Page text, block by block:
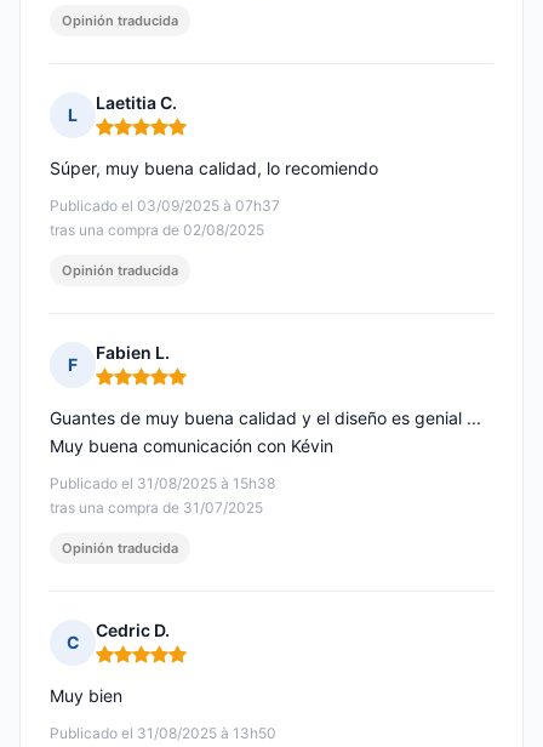
Opinión traducida
L
Laetitia C.
Nota: 5 de 5
Publicado el 03/09/2025 à 07h37
tras una compra de 02/08/2025
Súper, muy buena calidad, lo recomiendo
Opinión traducida
F
Fabien L.
Nota: 5 de 5
Publicado el 31/08/2025 à 15h38
tras una compra de 31/07/2025
Guantes de muy buena calidad y el diseño es genial ...
Muy buena comunicación con Kévin
Opinión traducida
C
Cedric D.
Nota: 5 de 5
Publicado el 31/08/2025 à 13h50
Muy bien